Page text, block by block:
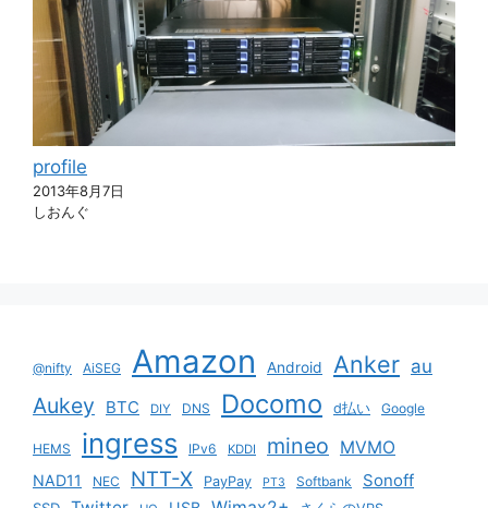
profile
2013年8月7日
しおんぐ
@nifty AiSEG Amazon Android Anker au
Aukey BTC DIY DNS Docomo d払い Google
HEMS ingress IPv6 KDDI mineo MVMO
NAD11 NEC NTT-X PayPay PT3 Softbank Sonoff